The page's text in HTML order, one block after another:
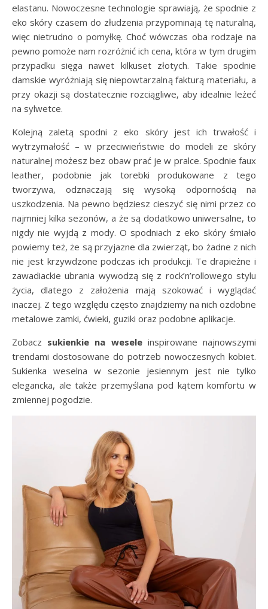
elastanu. Nowoczesne technologie sprawiają, że spodnie z
eko skóry czasem do złudzenia przypominają tę naturalną,
więc nietrudno o pomyłkę. Choć wówczas oba rodzaje na
pewno pomoże nam rozróżnić ich cena, która w tym drugim
przypadku sięga nawet kilkuset złotych. Takie spodnie
damskie wyróżniają się niepowtarzalną fakturą materiału, a
przy okazji są dostatecznie rozciągliwe, aby idealnie leżeć
na sylwetce.
Kolejną zaletą spodni z eko skóry jest ich trwałość i
wytrzymałość – w przeciwieństwie do modeli ze skóry
naturalnej możesz bez obaw prać je w pralce. Spodnie faux
leather, podobnie jak torebki produkowane z tego
tworzywa, odznaczają się wysoką odpornością na
uszkodzenia. Na pewno będziesz cieszyć się nimi przez co
najmniej kilka sezonów, a że są dodatkowo uniwersalne, to
nigdy nie wyjdą z mody. O spodniach z eko skóry śmiało
powiemy też, że są przyjazne dla zwierząt, bo żadne z nich
nie jest krzywdzone podczas ich produkcji. Te drapieżne i
zawadiackie ubrania wywodzą się z rock’n’rollowego stylu
życia, dlatego z założenia mają szokować i wyglądać
inaczej. Z tego względu często znajdziemy na nich ozdobne
metalowe zamki, ćwieki, guziki oraz podobne aplikacje.
Zobacz sukienkie na weseleinspirowane najnowszymi
trendami dostosowane do potrzeb nowoczesnych kobiet.
Sukienka weselna w sezonie jesiennym jest nie tylko
elegancka, ale także przemyślana pod kątem komfortu w
zmiennej pogodzie.